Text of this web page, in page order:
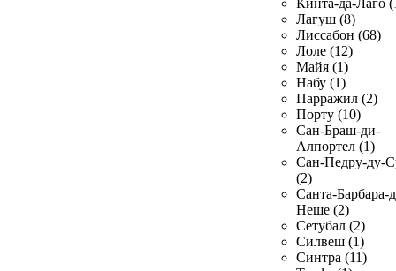
Кинта-да-Лаго
Лагуш (8)
Лиссабон (68)
Лоле (12)
Майя (1)
Набу (1)
Парражил (2)
Порту (10)
Сан-Браш-ди-
Алпортел (1)
Сан-Педру-ду-
(2)
Санта-Барбара-
Неше (2)
Сетубал (2)
Силвеш (1)
Синтра (11)